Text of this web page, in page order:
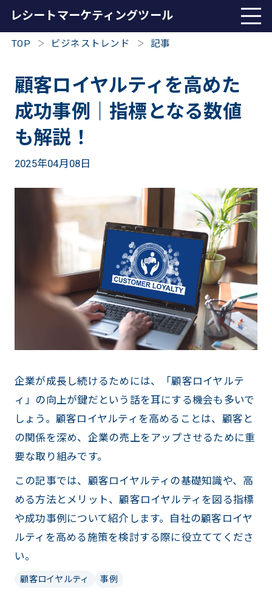
レシートマーケティングツール
TOP ビジネストレンド 記事
顧客ロイヤルティを高めた
成功事例｜指標となる数値
も解説！
2025年04月08日
企業が成長し続けるためには、「顧客ロイヤルテ
ィ」の向上が鍵だという話を耳にする機会も多いで
しょう。顧客ロイヤルティを高めることは、顧客と
の関係を深め、企業の売上をアップさせるために重
要な取り組みです。
この記事では、顧客ロイヤルティの基礎知識や、高
める方法とメリット、顧客ロイヤルティを図る指標
や成功事例について紹介します。自社の顧客ロイヤ
ルティを高める施策を検討する際に役立ててくださ
い。
顧客ロイヤルティ 事例